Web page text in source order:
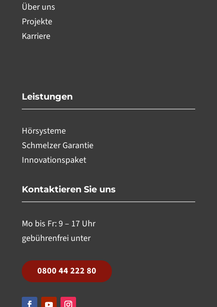
Über uns
Projekte
Karriere
Leistungen
Hörsysteme
Schmelzer Garantie
Innovationspaket
Kontaktieren Sie uns
Mo bis Fr: 9 – 17 Uhr
gebührenfrei unter
0800 44 222 80